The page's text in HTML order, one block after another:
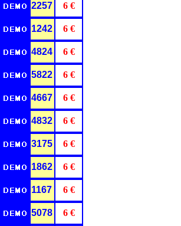
2257 6 €
1242 6 €
4824 6 €
5822 6 €
4667 6 €
4832 6 €
3175 6 €
1862 6 €
1167 6 €
5078 6 €